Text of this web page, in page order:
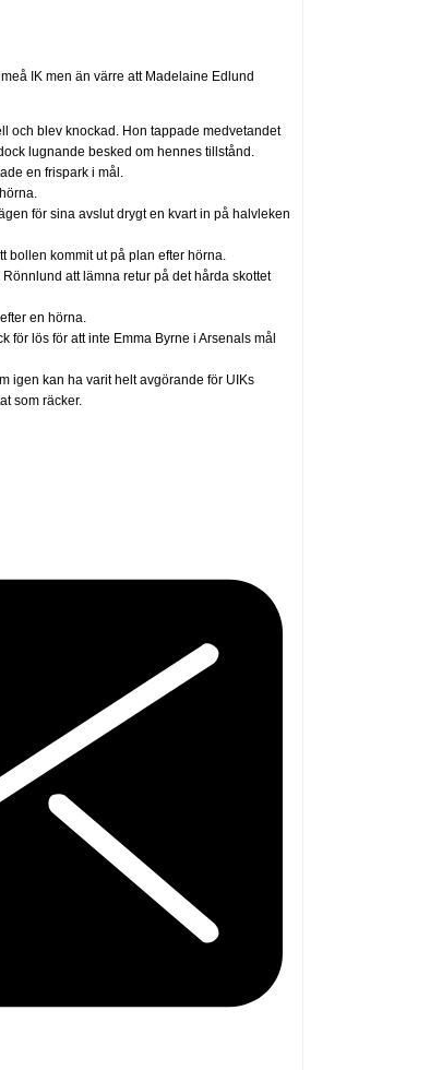
IK men än värre att Madelaine Edlund
och blev knockad. Hon tappade medvetandet
lugnande besked om hennes tillstånd.
en frispark i mål.
för sina avslut drygt en kvart in på halvleken
bollen kommit ut på plan efter hörna.
att lämna retur på det hårda skottet
en hörna.
för lös för att inte Emma Byrne i Arsenals mål
igen kan ha varit helt avgörande för UIKs
som räcker.